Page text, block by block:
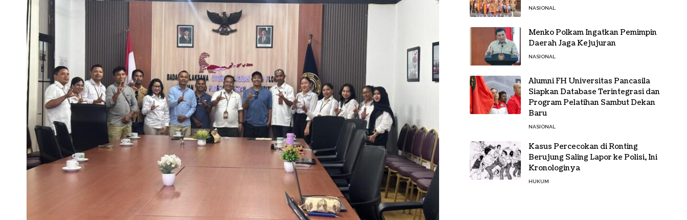
NASIONAL
Menko Polkam Ingatkan Pemimpin
Daerah Jaga Kejujuran
NASIONAL
Alumni FH Universitas Pancasila
Siapkan Database Terintegrasi dan
Program Pelatihan Sambut Dekan
Baru
NASIONAL
Kasus Percecokan di Ronting
Berujung Saling Lapor ke Polisi, Ini
Kronologinya
HUKUM